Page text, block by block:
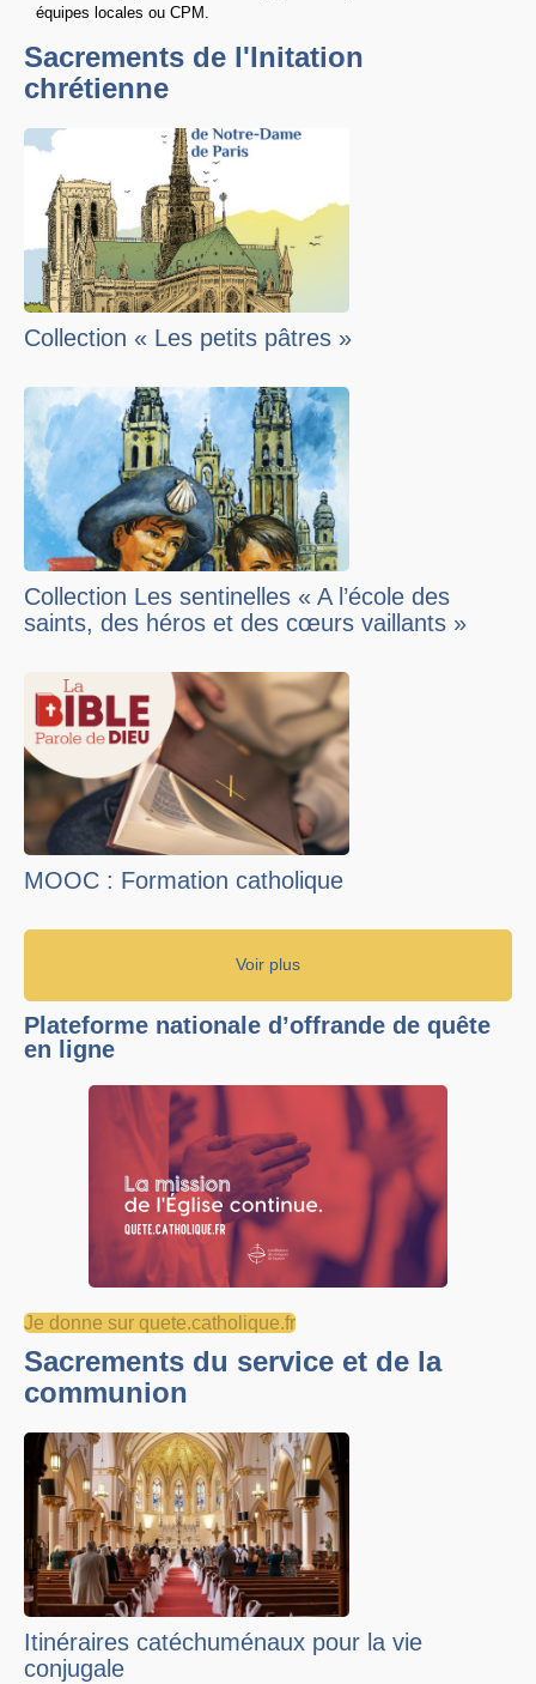
équipes locales ou CPM.
Sacrements de l'Initation
chrétienne
Collection « Les petits pâtres »
Collection Les sentinelles « A l’école des
saints, des héros et des cœurs vaillants »
MOOC : Formation catholique
Voir plus
Plateforme nationale d’offrande de quête
en ligne
Je donne sur quete.catholique.fr
Sacrements du service et de la
communion
Itinéraires catéchuménaux pour la vie
conjugale